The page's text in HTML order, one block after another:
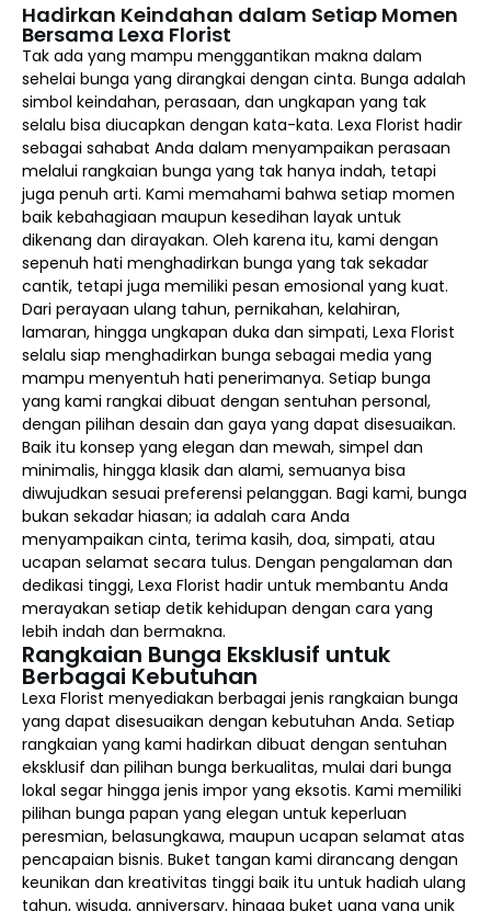
Hadirkan Keindahan dalam Setiap Momen
Bersama Lexa Florist
Tak ada yang mampu menggantikan makna dalam
sehelai bunga yang dirangkai dengan cinta. Bunga adalah
simbol keindahan, perasaan, dan ungkapan yang tak
selalu bisa diucapkan dengan kata-kata. Lexa Florist hadir
sebagai sahabat Anda dalam menyampaikan perasaan
melalui rangkaian bunga yang tak hanya indah, tetapi
juga penuh arti. Kami memahami bahwa setiap momen
baik kebahagiaan maupun kesedihan layak untuk
dikenang dan dirayakan. Oleh karena itu, kami dengan
sepenuh hati menghadirkan bunga yang tak sekadar
cantik, tetapi juga memiliki pesan emosional yang kuat.
Dari perayaan ulang tahun, pernikahan, kelahiran,
lamaran, hingga ungkapan duka dan simpati, Lexa Florist
selalu siap menghadirkan bunga sebagai media yang
mampu menyentuh hati penerimanya. Setiap bunga
yang kami rangkai dibuat dengan sentuhan personal,
dengan pilihan desain dan gaya yang dapat disesuaikan.
Baik itu konsep yang elegan dan mewah, simpel dan
minimalis, hingga klasik dan alami, semuanya bisa
diwujudkan sesuai preferensi pelanggan. Bagi kami, bunga
bukan sekadar hiasan; ia adalah cara Anda
menyampaikan cinta, terima kasih, doa, simpati, atau
ucapan selamat secara tulus. Dengan pengalaman dan
dedikasi tinggi, Lexa Florist hadir untuk membantu Anda
merayakan setiap detik kehidupan dengan cara yang
lebih indah dan bermakna.
Rangkaian Bunga Eksklusif untuk
Berbagai Kebutuhan
Lexa Florist menyediakan berbagai jenis rangkaian bunga
yang dapat disesuaikan dengan kebutuhan Anda. Setiap
rangkaian yang kami hadirkan dibuat dengan sentuhan
eksklusif dan pilihan bunga berkualitas, mulai dari bunga
lokal segar hingga jenis impor yang eksotis. Kami memiliki
pilihan bunga papan yang elegan untuk keperluan
peresmian, belasungkawa, maupun ucapan selamat atas
pencapaian bisnis. Buket tangan kami dirancang dengan
keunikan dan kreativitas tinggi baik itu untuk hadiah ulang
tahun, wisuda, anniversary, hingga buket uang yang unik